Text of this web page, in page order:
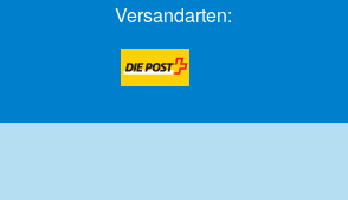
Versandarten: